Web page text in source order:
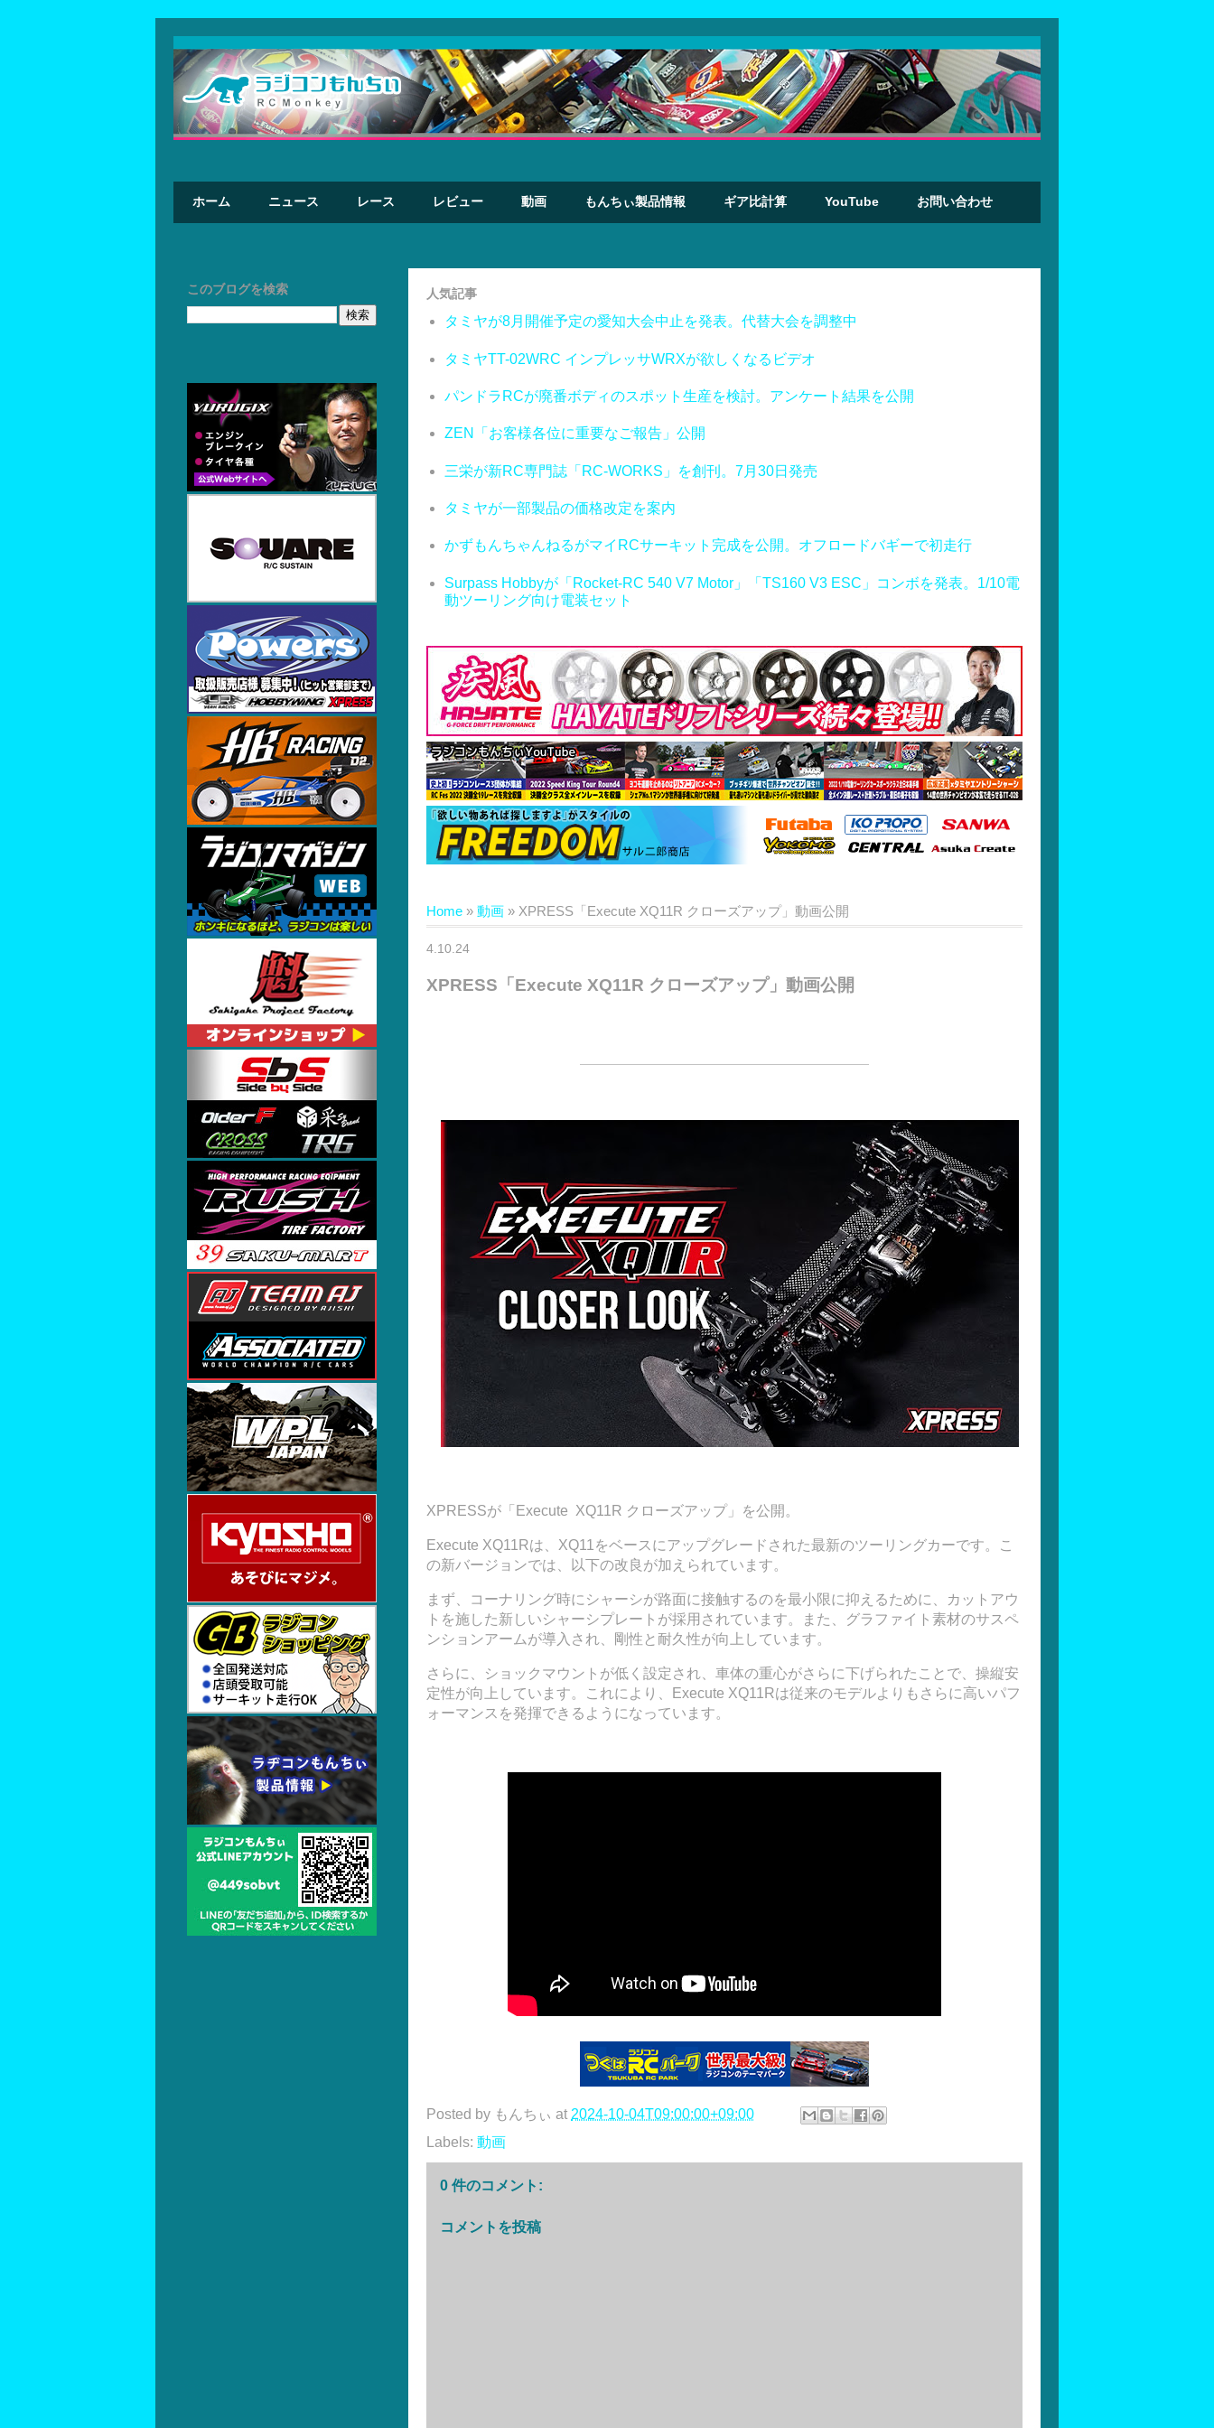
ホーム ニュース レース レビュー 動画 もんちぃ製品情報 ギア比計算 YouTube お問い合わせ
人気記事
タミヤが8月開催予定の愛知大会中止を発表。代替大会を調整中
タミヤTT-02WRC インプレッサWRXが欲しくなるビデオ
パンドラRCが廃番ボディのスポット生産を検討。アンケート結果を公開
ZEN「お客様各位に重要なご報告」公開
三栄が新RC専門誌「RC-WORKS」を創刊。7月30日発売
タミヤが一部製品の価格改定を案内
かずもんちゃんねるがマイRCサーキット完成を公開。オフロードバギーで初走行
Surpass Hobbyが「Rocket-RC 540 V7 Motor」「TS160 V3 ESC」コンボを発表。1/10電
動ツーリング向け電装セット
Home » 動画 » XPRESS「Execute XQ11R クローズアップ」動画公開
4.10.24
XPRESS「Execute XQ11R クローズアップ」動画公開
XPRESSが「Execute XQ11R クローズアップ」を公開。
Execute XQ11Rは、XQ11をベースにアップグレードされた最新のツーリングカーです。こ
の新バージョンでは、以下の改良が加えられています。
まず、コーナリング時にシャーシが路面に接触するのを最小限に抑えるために、カットアウ
トを施した新しいシャーシプレートが採用されています。また、グラファイト素材のサスペ
ンションアームが導入され、剛性と耐久性が向上しています。
さらに、ショックマウントが低く設定され、車体の重心がさらに下げられたことで、操縦安
定性が向上しています。これにより、Execute XQ11Rは従来のモデルよりもさらに高いパフ
ォーマンスを発揮できるようになっています。
Posted by もんちぃ at 2024-10-04T09:00:00+09:00
Labels: 動画
0 件のコメント:
コメントを投稿
このブログを検索